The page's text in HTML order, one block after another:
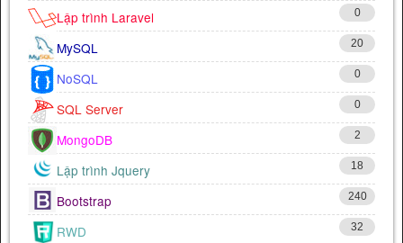
Lập trình Laravel 0
MySQL 20
NoSQL 0
SQL Server 0
MongoDB 2
Lập trình Jquery 18
Bootstrap 240
RWD 32